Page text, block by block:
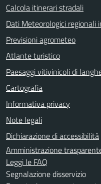
Calcola itinerari stradali
Dati Meteorologici regionali
Previsioni agrometeo
Atlante turistico
Paesaggi vitivinicoli di
Cartografia
Informativa privacy
Note legali
Dichiarazione di accessibilità
Amministrazione
Leggi le FAQ
Segnalazione disservizio